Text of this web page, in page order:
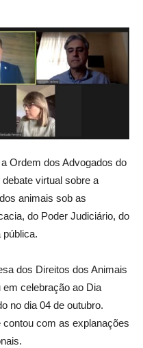
Ordem dos Advogados do
virtual sobre a
animais sob as
do Poder Judiciário, do
pública.
dos Direitos dos Animais
celebração ao Dia
no dia 04 de outubro.
contou com as explanações